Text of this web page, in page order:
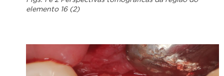
elemento 16 (2)